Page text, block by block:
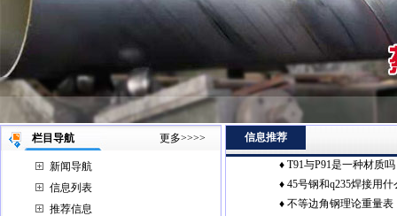
栏目导航 更多>>>>
新闻导航
信息列表
推荐信息
信息推荐
♦ T91与P91是一种材质
Cr9Mo吗？
♦ 45号钢和q235焊接用
无缝钢管价格
♦ 不等边角钢理论重量表